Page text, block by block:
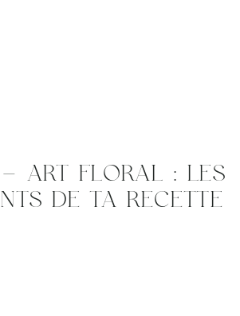
ART FLORAL : LES
DE TA RECETTE